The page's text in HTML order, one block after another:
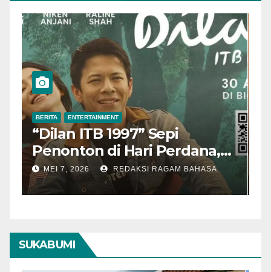
BERITA ENTERTAINMENT
“Dilan ITB 1997” Sepi
Penonton di Hari Perdana,
Pengamat Nilai Cerita
Kurang Kuat
MEI 7, 2026 REDAKSI RAGAM BAHASA
SUKABUMI